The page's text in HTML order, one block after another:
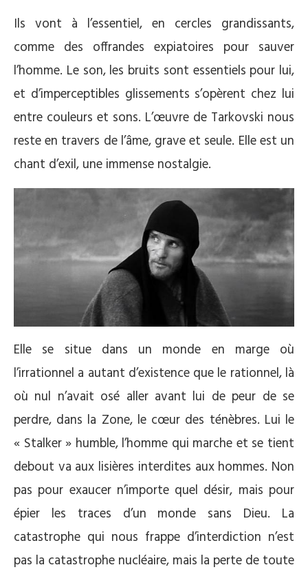
Ils vont à l’essentiel, en cercles grandissants,
comme des offrandes expiatoires pour sauver
l’homme. Le son, les bruits sont essentiels pour lui,
et d’imperceptibles glissements s’opèrent chez lui
entre couleurs et sons. L’œuvre de Tarkovski nous
reste en travers de l’âme, grave et seule. Elle est un
chant d’exil, une immense nostalgie.
Elle se situe dans un monde en marge où
l’irrationnel a autant d’existence que le rationnel, là
où nul n’avait osé aller avant lui de peur de se
perdre, dans la Zone, le cœur des ténèbres. Lui le
« Stalker » humble, l’homme qui marche et se tient
debout va aux lisières interdites aux hommes. Non
pas pour exaucer n’importe quel désir, mais pour
épier les traces d’un monde sans Dieu. La
catastrophe qui nous frappe d’interdiction n’est
pas la catastrophe nucléaire, mais la perte de toute